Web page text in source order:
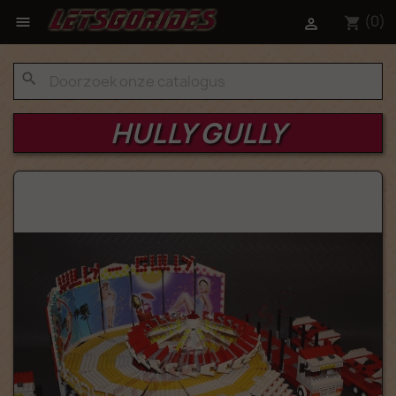
 shopping_cart (0)

search
HULLY GULLY